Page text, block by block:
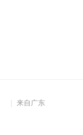
来自广东